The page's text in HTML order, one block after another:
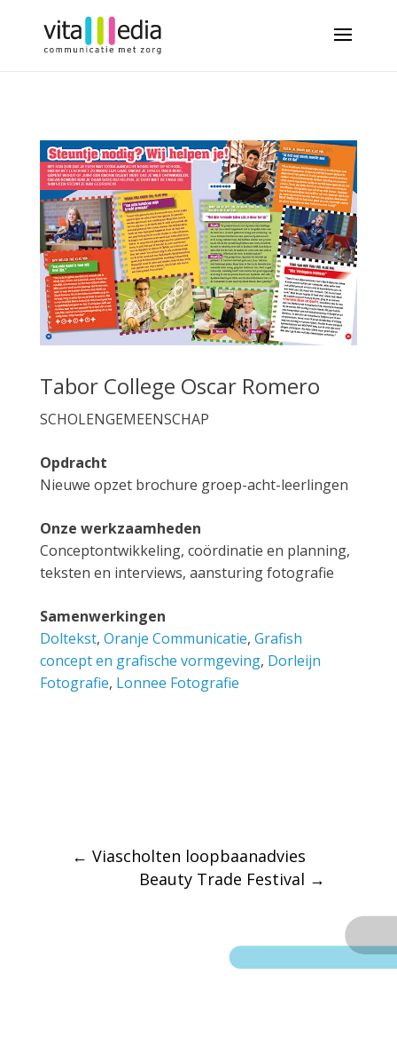
Tabor College Oscar Romero
SCHOLENGEMEENSCHAP
Opdracht
Nieuwe opzet brochure groep-acht-leerlingen
Onze werkzaamheden
Conceptontwikkeling, coördinatie en planning,
teksten en interviews, aansturing fotografie
Samenwerkingen
Doltekst, Oranje Communicatie, Grafish
concept en grafische vormgeving, Dorleijn
Fotografie, Lonnee Fotografie
← Viascholten loopbaanadvies
Beauty Trade Festival →